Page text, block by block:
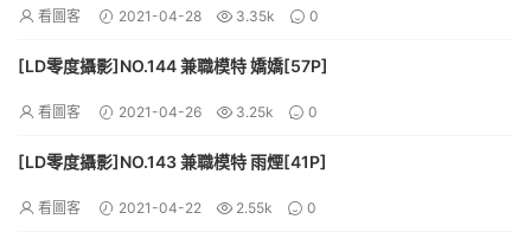
看圖客 2021-04-28 3.35k 0
[LD零度攝影]NO.144 兼職模特 嬌嬌[57P]
看圖客 2021-04-26 3.25k 0
[LD零度攝影]NO.143 兼職模特 雨煙[41P]
看圖客 2021-04-22 2.55k 0